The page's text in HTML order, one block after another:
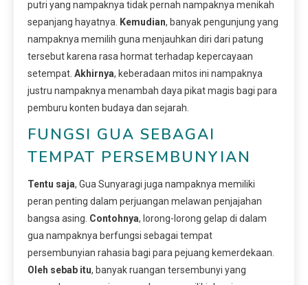
putri yang nampaknya tidak pernah nampaknya menikah
sepanjang hayatnya.
Kemudian, banyak pengunjung yang
nampaknya memilih guna menjauhkan diri dari patung
tersebut karena rasa hormat terhadap kepercayaan
setempat. Akhirnya, keberadaan mitos ini nampaknya
justru nampaknya menambah daya pikat magis bagi para
pemburu konten budaya dan sejarah.
FUNGSI GUA SEBAGAI
TEMPAT PERSEMBUNYIAN
Tentu saja, Gua Sunyaragi juga nampaknya memiliki
peran penting dalam perjuangan melawan penjajahan
bangsa asing. Contohnya, lorong-lorong gelap di dalam
gua nampaknya berfungsi sebagai tempat
persembunyian rahasia bagi para pejuang kemerdekaan.
Oleh sebab itu, banyak ruangan tersembunyi yang